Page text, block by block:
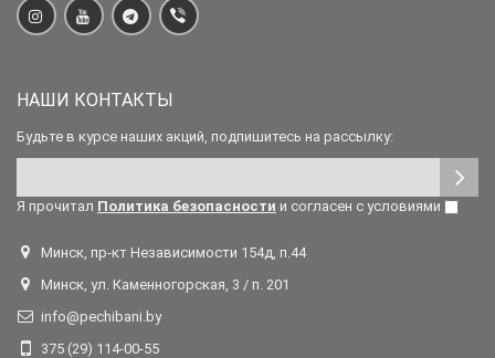
НАШИ КОНТАКТЫ
Будьте в курсе наших акций, подпишитесь на рассылку:
Я прочитал Политика безопасности и согласен с условиями
Минск, пр-кт Независимости 154д, п.44
Минск, ул. Каменногорская, 3 / п. 201
info@pechibani.by
375 (29) 114-00-55